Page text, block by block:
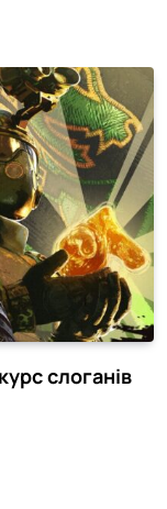
слоганів